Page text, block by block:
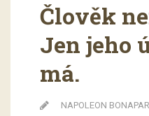
Člověk
Jen jeho
má.
NAPOLEON